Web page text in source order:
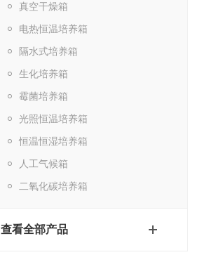
真空干燥箱
电热恒温培养箱
隔水式培养箱
生化培养箱
霉菌培养箱
光照恒温培养箱
恒温恒湿培养箱
人工气候箱
二氧化碳培养箱
查看全部产品